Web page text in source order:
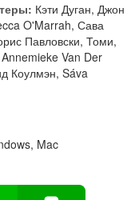
Кэти Дуган, Джон
O'Marrah, Сава
Павловски, Томи,
Annemieke Van Der
Коулмэн, Sáva
Mac